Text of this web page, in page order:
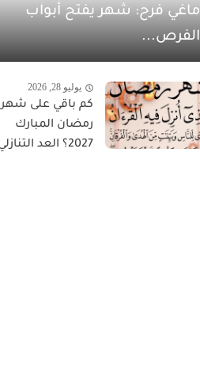
ماغي فرح: شهر يفتح أبواب
الفرص...
يوليو 28, 2026
كم باقي على شهر
رمضان المبارك
2027؟ العد التنازلي...